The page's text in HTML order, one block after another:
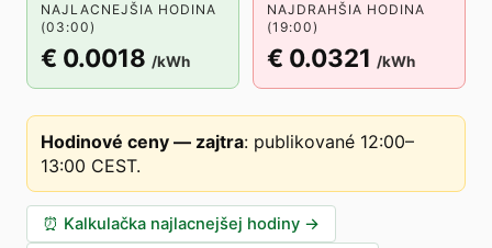
NAJLACNEJŠIA HODINA
(03:00)
€ 0.0018 /kWh
NAJDRAHŠIA HODINA
(19:00)
€ 0.0321 /kWh
Hodinové ceny — zajtra: publikované 12:00–
13:00 CEST.
⏰ Kalkulačka najlacnejšej hodiny →